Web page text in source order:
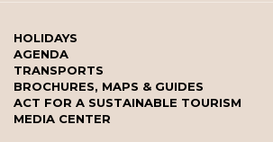
HOLIDAYS
AGENDA
TRANSPORTS
BROCHURES, MAPS & GUIDES
ACT FOR A SUSTAINABLE TOURISM
MEDIA CENTER